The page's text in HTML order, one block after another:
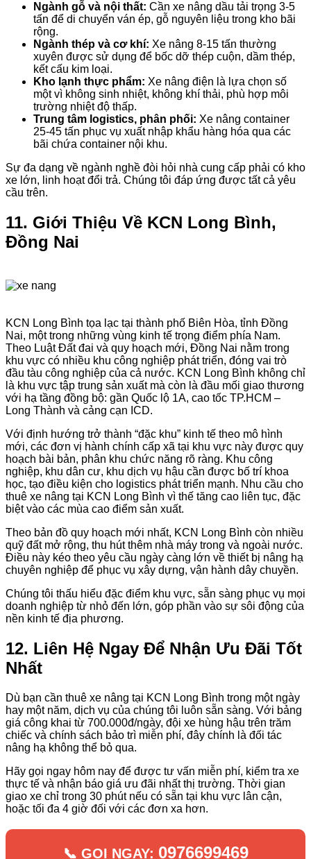
Ngành gỗ và nội thất: Cần xe nâng dầu tải trọng 3-5
tấn để di chuyển ván ép, gỗ nguyên liệu trong kho bãi
rộng.
Ngành thép và cơ khí: Xe nâng 8-15 tấn thường
xuyên được sử dụng để bốc dỡ thép cuộn, dầm thép,
kết cấu kim loại.
Kho lạnh thực phẩm: Xe nâng điện là lựa chọn số
một vì không sinh nhiệt, không khí thải, phù hợp môi
trường nhiệt độ thấp.
Trung tâm logistics, phân phối: Xe nâng container
25-45 tấn phục vụ xuất nhập khẩu hàng hóa qua các
bãi chứa container nội khu.
Sự đa dạng về ngành nghề đòi hỏi nhà cung cấp phải có kho
xe lớn, linh hoạt đổi trả. Chúng tôi đáp ứng được tất cả yêu
cầu trên.
11. Giới Thiệu Về KCN Long Bình,
Đồng Nai
KCN Long Bình tọa lạc tại thành phố Biên Hòa, tỉnh Đồng
Nai, một trong những vùng kinh tế trọng điểm phía Nam.
Theo Luật Đất đai và quy hoạch mới, Đồng Nai nằm trong
khu vực có nhiều khu công nghiệp phát triển, đóng vai trò
đầu tàu công nghiệp của cả nước. KCN Long Bình không chỉ
là khu vực tập trung sản xuất mà còn là đầu mối giao thương
với hạ tầng đồng bộ: gần Quốc lộ 1A, cao tốc TP.HCM –
Long Thành và cảng cạn ICD.
Với định hướng trở thành “đặc khu” kinh tế theo mô hình
mới, các đơn vị hành chính cấp xã tại khu vực này được quy
hoạch bài bản, phân khu chức năng rõ ràng. Khu công
nghiệp, khu dân cư, khu dịch vụ hậu cần được bố trí khoa
học, tạo điều kiện cho logistics phát triển mạnh. Nhu cầu cho
thuê xe nâng tại KCN Long Bình vì thế tăng cao liên tục, đặc
biệt vào các mùa cao điểm sản xuất.
Theo bản đồ quy hoạch mới nhất, KCN Long Bình còn nhiều
quỹ đất mở rộng, thu hút thêm nhà máy trong và ngoài nước.
Điều này kéo theo yêu cầu ngày càng lớn về thiết bị nâng hạ
chuyên nghiệp để phục vụ xây dựng, vận hành dây chuyền.
Chúng tôi thấu hiểu đặc điểm khu vực, sẵn sàng phục vụ mọi
doanh nghiệp từ nhỏ đến lớn, góp phần vào sự sôi động của
nền kinh tế địa phương.
12. Liên Hệ Ngay Để Nhận Ưu Đãi Tốt
Nhất
Dù bạn cần thuê xe nâng tại KCN Long Bình trong một ngày
hay một năm, dịch vụ của chúng tôi luôn sẵn sàng. Với bảng
giá công khai từ 700.000đ/ngày, đội xe hùng hậu trên trăm
chiếc và chính sách bảo trì miễn phí, đây chính là đối tác
nâng hạ không thể bỏ qua.
Hãy gọi ngay hôm nay để được tư vấn miễn phí, kiểm tra xe
thực tế và nhận báo giá ưu đãi nhất thị trường. Thời gian
giao xe chỉ trong 30 phút nếu có sẵn tại khu vực lân cận,
hoặc tối đa 4 giờ đối với các đơn xa hơn.
📞 GỌI NGAY: 0976699469